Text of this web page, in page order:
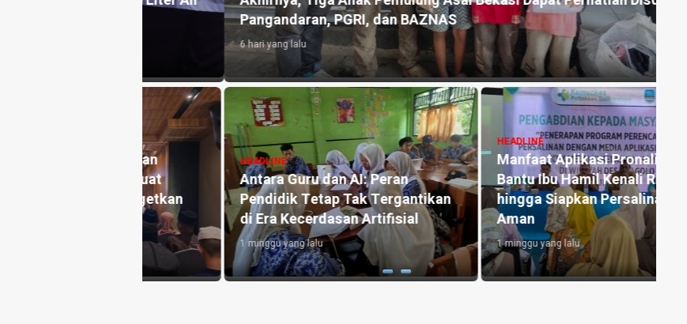
Pangandaran, PGRI, dan BAZNAS
HEADLINE
Antara Guru dan AI: Peran
Pendidik Tetap Tak Tergantikan
di Era Kecerdasan Artifisial
1 minggu yang lalu
HEADLINE
Manfaat Aplikasi Pronalin Cek,
Bantu Ibu Hamil Kenali Risiko
hingga Siapkan Persalinan Lebih
Aman
1 minggu yang lalu